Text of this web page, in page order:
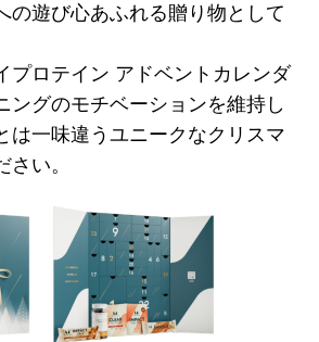
の遊び心あふれる贈り物として
プロテイン アドベントカレンダ
ングのモチベーションを維持し
は一味違うユニークなクリスマ
さい。